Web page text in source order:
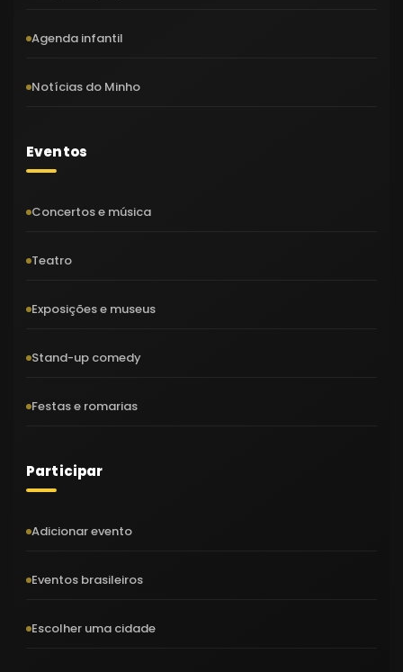
Agenda infantil
Notícias do Minho
Eventos
Concertos e música
Teatro
Exposições e museus
Stand-up comedy
Festas e romarias
Participar
Adicionar evento
Eventos brasileiros
Escolher uma cidade